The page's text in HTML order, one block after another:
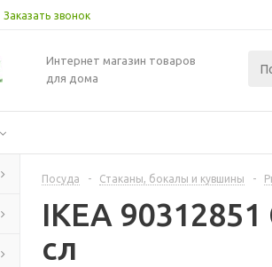
Заказать звонок
Интернет магазин товаров
для дома
Посуда - Стаканы, бокалы и кувшины -
IKEA
сл